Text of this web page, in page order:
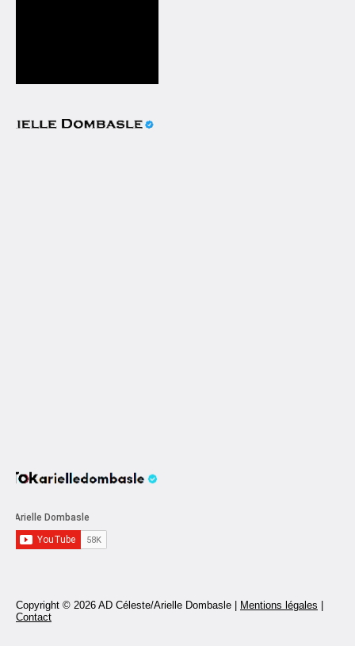
Copyright © 2026 AD Céleste/Arielle Dombasle | Mentions légales |
Contact